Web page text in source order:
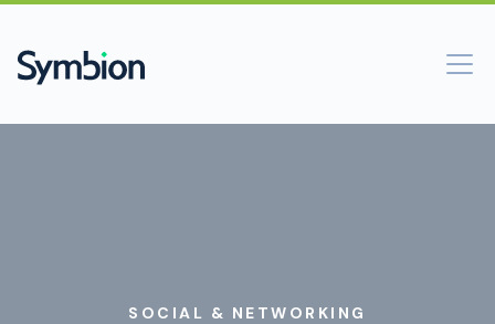
SOCIAL & NETWORKING